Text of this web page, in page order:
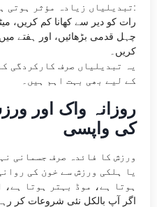
تبدیلیاں زیادہ مؤثر ہوتی ہیں:
رات کو دیر سے کھانا کم کریں،
کریں۔
یہ تبدیلیاں صرف کارکردگی
کے لیے بھی بہت اہم ہیں۔
روزانہ واک اور
کی واپسی
ورزش کا فائدہ صرف جسمانی
یا ہلکی ورزش سے خون کی
ہوتا ہے، موڈ بہتر ہوتا ہے،